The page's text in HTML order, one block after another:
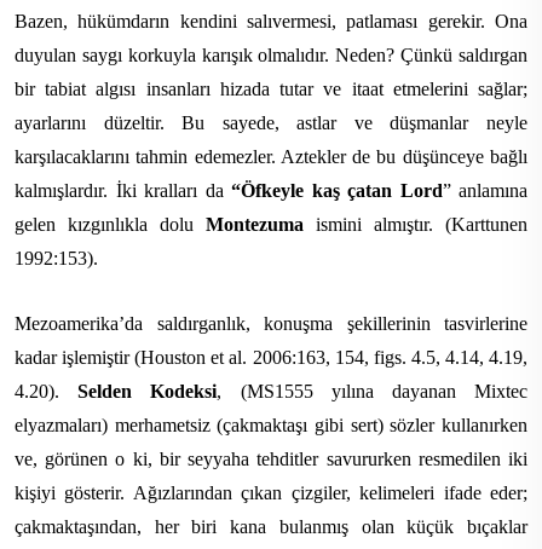
Bazen, hükümdarın kendini salıvermesi, patlaması gerekir. Ona
duyulan saygı korkuyla karışık olmalıdır. Neden? Çünkü saldırgan
bir tabiat algısı insanları hizada tutar ve itaat etmelerini sağlar;
ayarlarını düzeltir. Bu sayede, astlar ve düşmanlar neyle
karşılacaklarını tahmin edemezler. Aztekler de bu düşünceye bağlı
kalmışlardır. İki kralları da “Öfkeyle kaş çatan Lord” anlamına
gelen kızgınlıkla dolu Montezuma ismini almıştır. (Karttunen
1992:153).
Mezoamerika’da saldırganlık, konuşma şekillerinin tasvirlerine
kadar işlemiştir (Houston et al. 2006:163, 154, figs. 4.5, 4.14, 4.19,
4.20).Selden Kodeksi, (MS1555 yılına dayanan Mixtec
elyazmaları) merhametsiz (çakmaktaşı gibi sert) sözler kullanırken
ve, görünen o ki, bir seyyaha tehditler savururken resmedilen iki
kişiyi gösterir. Ağızlarından çıkan çizgiler, kelimeleri ifade eder;
çakmaktaşından, her biri kana bulanmış olan küçük bıçaklar